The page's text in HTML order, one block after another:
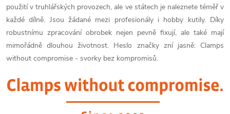
použití v truhlářských provozech, ale ve státech je naleznete téměř v
každé dílně. Jsou žádané mezi profesionály i hobby kutily. Díky
robustnímu zpracování obrobek nejen pevně fixují, ale také mají
mimořádně dlouhou životnost. Heslo značky zní jasně: Clamps
without compromise - svorky bez kompromisů.